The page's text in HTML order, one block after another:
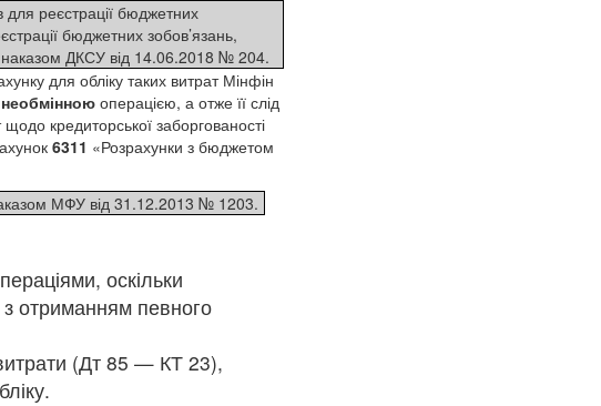
реєстрації бюджетних
бюджетних зобов’язань,
наказом ДКСУ від 14.06.2018 № 204.
для обліку таких витрат Мінфін
необмінноюоперацією, а отже її слід
кредиторської заборгованості
6311 «Розрахунки з бюджетом
МФУ від 31.12.2013 № 1203.
оскільки
отриманням певного
(Дт 85 — КТ 23),